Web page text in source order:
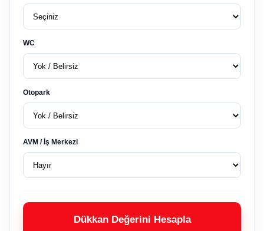
WC
Otopark
AVM / İş Merkezi
Dükkan Değerini Hesapla